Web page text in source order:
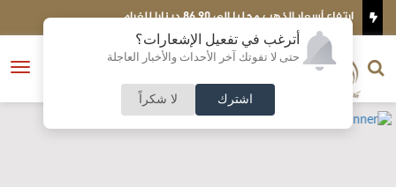
أترغب في تفعيل الإشعارات؟
حتى لا تفوتك آخر الأحداث والأخبار العاجلة
اشترك لا شكراً
ارتفاع أسعار الذهب محليا إلى 86.90 دينارا للغرام
فتح
الناشر و رئيس التحرير
النسخة الكاملة